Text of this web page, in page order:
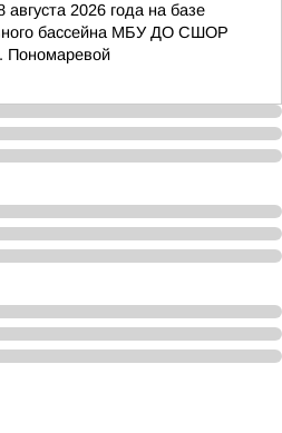
августа 2026 года на базе
бассейна МБУ ДО СШОР
Пономаревой